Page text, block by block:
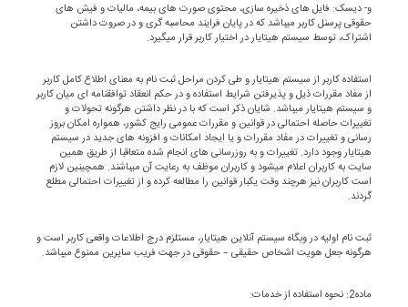
و- دیسک: فایل های ذخیره سازی، محتوی صورت های بیمه، مالیات و فیش های
حقوقی پرسنل کاربر میباشد که در پایان فرایند محاسبه گری و در صروت داشتن
اشتراک، توسط سیستم هیتایار در اختیار کاربر قرار میگیرد.
استفاده کاربر از سیستم هیتایار و طی کردن مراحل ثبت نام به معنای اطلاع کامل کاربر
از مفاد مقررات ذیل و پذیرفتن شرایط استفاده و در حکم انعقاد توافقنامه ای میان کاربر
و سیستم هیتایار میباشد. شایان ذکر است که با در نظر داشتن هرگونه تحولات و
تغییرات حاصله احتمالی در قوانین و مقررات عمومی رایج کشور، همواره امکان بروز
رسانی و تغییرات در مفاد مقررات و یا ایجاد امکانات و افزونه های جدید در سیستم
هیتایار وجود دارد. تغییرات و به روزرسانی های انجام شده متعاقبا از طریق همین
سایت به کاربران اعلام میشود و کاربران موظف به رعایت آن میباشند. همچینین لازم
است کاربران نیز هرچند وقت یکبار قوانین را مطالعه کرده و از تغییرات احتمالی مطلع
گردند.
ثبت نام اولیه در وبگاه سیستم آنلاین هیتایار، مستلزم درج اطلاعات واقعی کاربر است و
هرگونه جعل هویت اشخاص حقیقی – حقوقی در جهت فریب سایرین ممنوع میباشد.
ماده2: نحوه استفاده از خدمات: